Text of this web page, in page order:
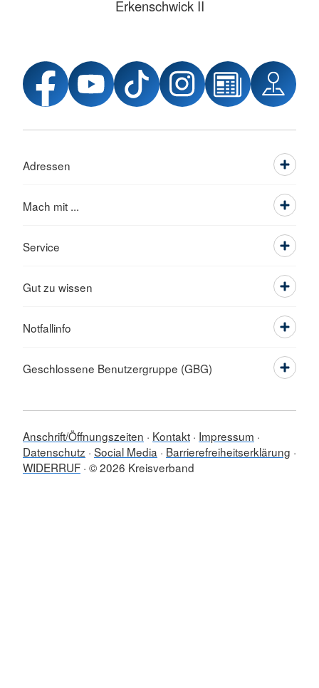
Erkenschwick II
Adressen
Mach mit ...
Service
Gut zu wissen
Notfallinfo
Geschlossene Benutzergruppe (GBG)
Anschrift/Öffnungszeiten Kontakt Impressum
Datenschutz Social Media
Barrierefreiheitserklärung
WIDERRUF © 2026 Kreisverband